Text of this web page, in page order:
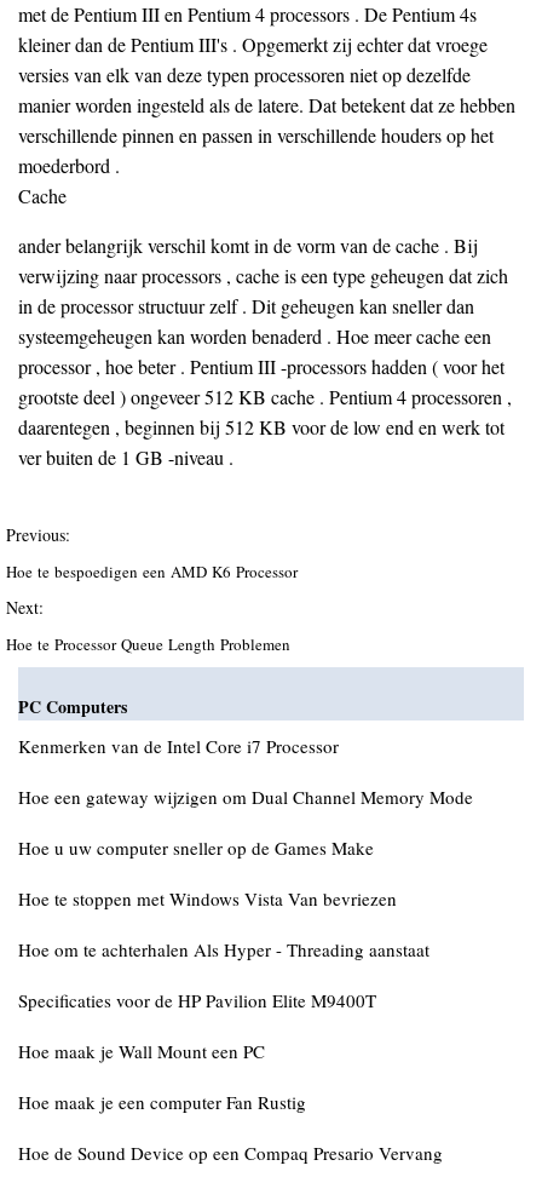
met de Pentium III en Pentium 4 processors . De Pentium 4s
kleiner dan de Pentium III's . Opgemerkt zij echter dat vroege
versies van elk van deze typen processoren niet op dezelfde
manier worden ingesteld als de latere. Dat betekent dat ze hebben
verschillende pinnen en passen in verschillende houders op het
moederbord .
Cache
ander belangrijk verschil komt in de vorm van de cache . Bij
verwijzing naar processors , cache is een type geheugen dat zich
in de processor structuur zelf . Dit geheugen kan sneller dan
systeemgeheugen kan worden benaderd . Hoe meer cache een
processor , hoe beter . Pentium III -processors hadden ( voor het
grootste deel ) ongeveer 512 KB cache . Pentium 4 processoren ,
daarentegen , beginnen bij 512 KB voor de low end en werk tot
ver buiten de 1 GB -niveau .
Previous:
Hoe te bespoedigen een AMD K6 Processor
Next:
Hoe te Processor Queue Length Problemen
PC Computers
Kenmerken van de Intel Core i7 Processor
Hoe een gateway wijzigen om Dual Channel Memory Mode
Hoe u uw computer sneller op de Games Make
Hoe te stoppen met Windows Vista Van bevriezen
Hoe om te achterhalen Als Hyper - Threading aanstaat
Specificaties voor de HP Pavilion Elite M9400T
Hoe maak je Wall Mount een PC
Hoe maak je een computer Fan Rustig
Hoe de Sound Device op een Compaq Presario Vervang